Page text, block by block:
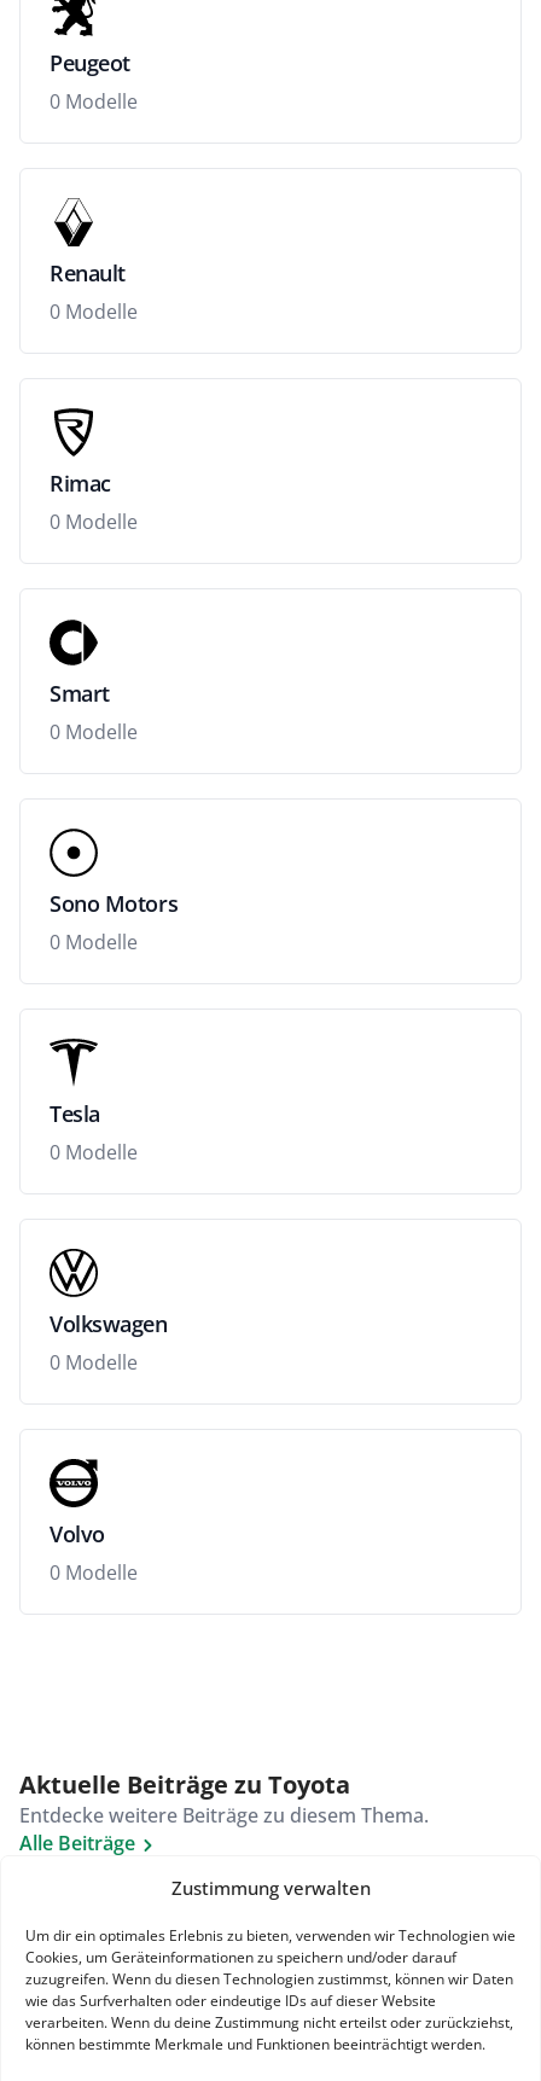
Zustimmung verwalten
Um dir ein optimales Erlebnis zu bieten, verwenden wir Technologien wie
Cookies, um Geräteinformationen zu speichern und/oder darauf
zuzugreifen. Wenn du diesen Technologien zustimmst, können wir Daten
wie das Surfverhalten oder eindeutige IDs auf dieser Website
verarbeiten. Wenn du deine Zustimmung nicht erteilst oder zurückziehst,
können bestimmte Merkmale und Funktionen beeinträchtigt werden.
Peugeot
0 Modelle
Renault
0 Modelle
Rimac
0 Modelle
Smart
0 Modelle
Sono Motors
0 Modelle
Tesla
0 Modelle
Volkswagen
0 Modelle
Volvo
0 Modelle
Aktuelle Beiträge zu Toyota
Entdecke weitere Beiträge zu diesem Thema.
Alle Beiträge
Es gibt keine Ergebnisse zu deiner Suche.